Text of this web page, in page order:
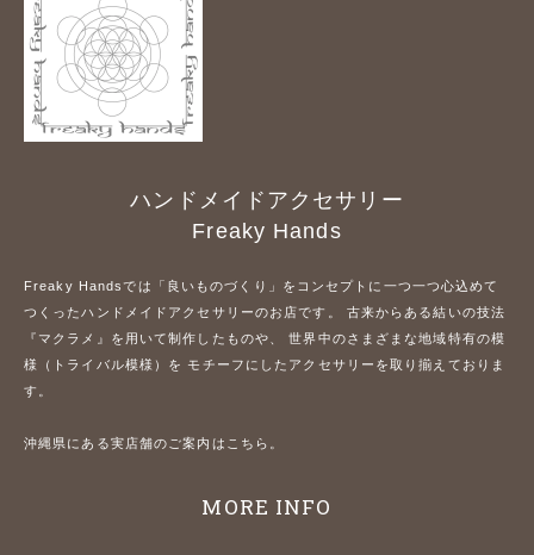
ハンドメイドアクセサリー
Freaky Hands
Freaky Handsでは「良いものづくり」をコンセプトに一つ一つ心込めて
つくったハンドメイドアクセサリーのお店です。 古来からある結いの技法
『マクラメ』を用いて制作したものや、 世界中のさまざまな地域特有の模
様（トライバル模様）を モチーフにしたアクセサリーを取り揃えておりま
す。
沖縄県にある実店舗のご案内はこちら。
MORE INFO